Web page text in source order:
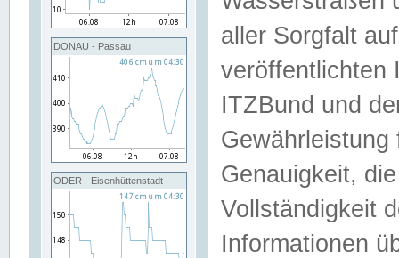
DONAU - Passau
ODER - Eisenhüttenstadt
aller Sorgfalt
veröffentlichten
ITZBund und
Genauigkeit,
Vollständigkeit
Informationen